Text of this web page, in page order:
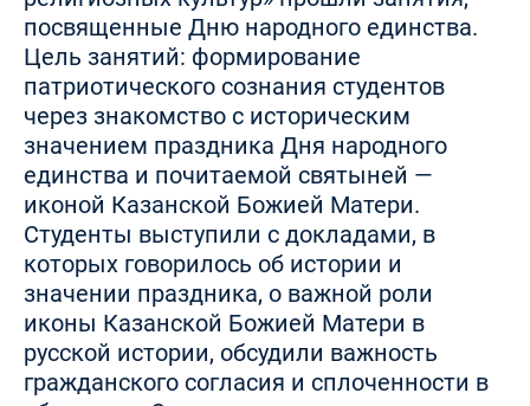
посвященные Дню народного единства.
Цель занятий: формирование
патриотического сознания студентов
через знакомство с историческим
значением праздника Дня народного
единства и почитаемой святыней —
иконой Казанской Божией Матери.
Студенты выступили с докладами, в
которых говорилось об истории и
значении праздника, о важной роли
иконы Казанской Божией Матери в
русской истории, обсудили важность
гражданского согласия и сплоченности в